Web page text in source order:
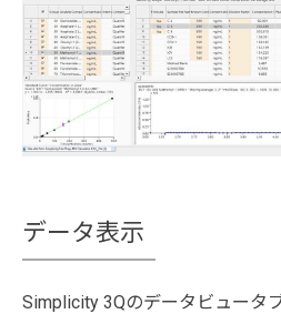
データ表示
Simplicity 3Qのデータビュータ